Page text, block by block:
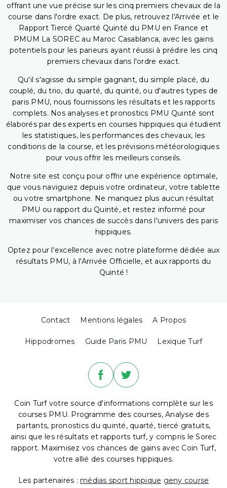
offrant une vue précise sur les cinq premiers chevaux de la
course dans l'ordre exact. De plus, retrouvez l'Arrivée et le
Rapport Tiercé Quarté Quinté du PMU en France et
PMUM La SOREC au Maroc Casablanca, avec les gains
potentiels pour les parieurs ayant réussi à prédire les cinq
premiers chevaux dans l'ordre exact.
Qu'il s'agisse du simple gagnant, du simple placé, du
couplé, du trio, du quarté, du quinté, ou d'autres types de
paris PMU, nous fournissons les résultats et les rapports
complets. Nos analyses et pronostics PMU Quinté sont
élaborés par des experts en courses hippiques qui étudient
les statistiques, les performances des chevaux, les
conditions de la course, et les prévisions météorologiques
pour vous offrir les meilleurs conseils.
Notre site est conçu pour offrir une expérience optimale,
que vous naviguiez depuis votre ordinateur, votre tablette
ou votre smartphone. Ne manquez plus aucun résultat
PMU ou rapport du Quinté, et restez informé pour
maximiser vos chances de succès dans l'univers des paris
hippiques.
Optez pour l'excellence avec notre plateforme dédiée aux
résultats PMU, à l'Arrivée Officielle, et aux rapports du
Quinté !
Contact Mentions légales A Propos
Hippodromes Guide Paris PMU Lexique Turf
Coin Turf votre source d'informations complète sur les
courses PMU. Programme des courses, Analyse des
partants, pronostics du quinté, quarté, tiercé gratuits,
ainsi que les résultats et rapports turf, y compris le Sorec
rapport. Maximisez vos chances de gains avec Coin Turf,
votre allié des courses hippiques.
Les partenaires : médias sport hippique geny course